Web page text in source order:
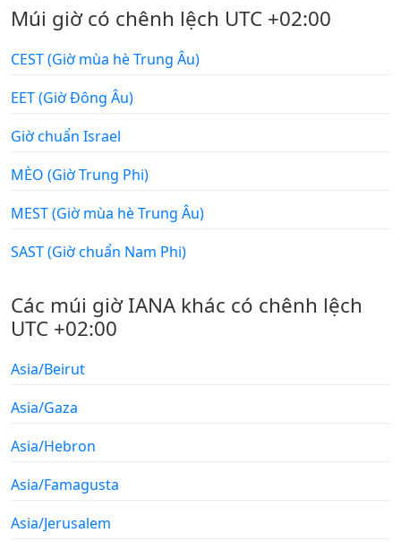
Múi giờ có chênh lệch UTC +02:00
CEST (Giờ mùa hè Trung Âu)
EET (Giờ Đông Âu)
Giờ chuẩn Israel
MÈO (Giờ Trung Phi)
MEST (Giờ mùa hè Trung Âu)
SAST (Giờ chuẩn Nam Phi)
Các múi giờ IANA khác có chênh lệch
UTC +02:00
Asia/Beirut
Asia/Gaza
Asia/Hebron
Asia/Famagusta
Asia/Jerusalem